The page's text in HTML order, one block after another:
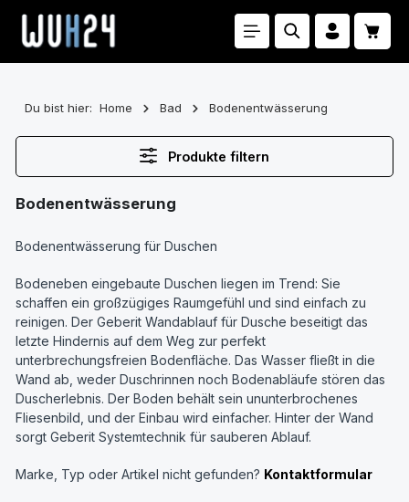
Zum Hauptinhalt springen
Du bist hier: Home Bad Bodenentwässerung
Produkte filtern
Bodenentwässerung
Bodenentwässerung für Duschen
Bodeneben eingebaute Duschen liegen im Trend: Sie
schaffen ein großzügiges Raumgefühl und sind einfach zu
reinigen. Der Geberit Wandablauf für Dusche beseitigt das
letzte Hindernis auf dem Weg zur perfekt
unterbrechungsfreien Bodenfläche. Das Wasser fließt in die
Wand ab, weder Duschrinnen noch Bodenabläufe stören das
Duscherlebnis. Der Boden behält sein ununterbrochenes
Fliesenbild, und der Einbau wird einfacher. Hinter der Wand
sorgt Geberit Systemtechnik für sauberen Ablauf.
Marke, Typ oder Artikel nicht gefunden? Kontaktformular